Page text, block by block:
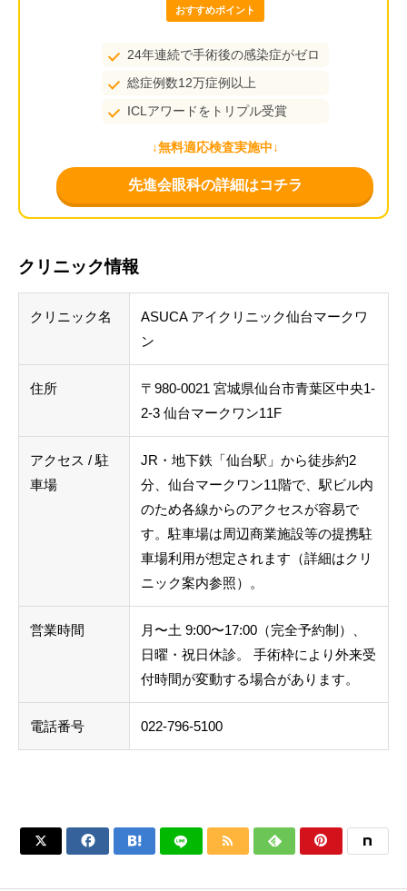
おすすめポイント
24年連続で手術後の感染症がゼロ
総症例数12万症例以上
ICLアワードをトリプル受賞
↓無料適応検査実施中↓
先進会眼科の詳細はコチラ
クリニック情報
クリニック名
ASUCA アイクリニック仙台マークワ
ン
住所
〒980-0021 宮城県仙台市青葉区中央1-
2-3 仙台マークワン11F
アクセス / 駐
車場
JR・地下鉄「仙台駅」から徒歩約2
分、仙台マークワン11階で、駅ビル内
のため各線からのアクセスが容易で
す。駐車場は周辺商業施設等の提携駐
車場利用が想定されます（詳細はクリ
ニック案内参照）。
営業時間
月〜土 9:00〜17:00（完全予約制）、
日曜・祝日休診。 手術枠により外来受
付時間が変動する場合があります。
電話番号 022-796-5100
     